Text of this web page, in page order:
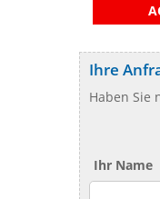
Ihre
Haben Sie
Ihr Name